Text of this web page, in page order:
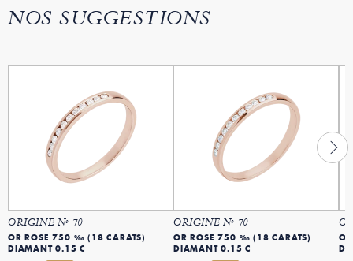
NOS SUGGESTIONS
ORIGINE Nº 70
OR ROSE 750 ‰ (18 CARATS)
DIAMANT 0.15 C
ORIGINE Nº 70
OR ROSE 750 ‰ (18 CARATS)
DIAMANT 0.15 C